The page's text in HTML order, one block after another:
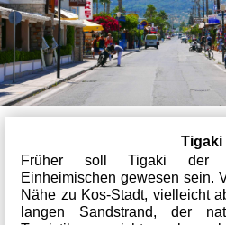
Tigaki
Früher soll Tigaki der
Einheimischen gewesen sein.
Nähe zu Kos-Stadt, vielleicht
langen Sandstrand, der